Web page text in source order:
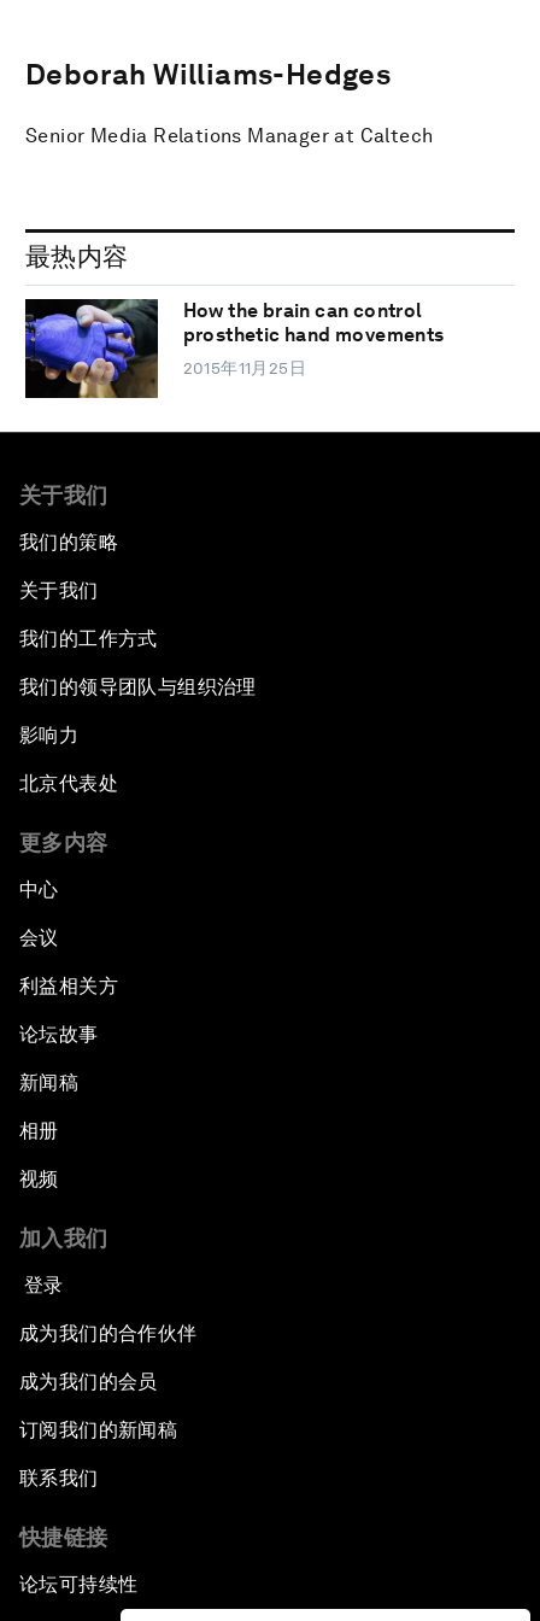
Deborah Williams-Hedges
Senior Media Relations Manager at Caltech
最热内容
How the brain can control
prosthetic hand movements
2015年11月25日
关于我们
我们的策略
关于我们
我们的工作方式
我们的领导团队与组织治理
影响力
北京代表处
更多内容
中心
会议
利益相关方
论坛故事
新闻稿
相册
视频
加入我们
登录
成为我们的合作伙伴
成为我们的会员
订阅我们的新闻稿
联系我们
快捷链接
论坛可持续性